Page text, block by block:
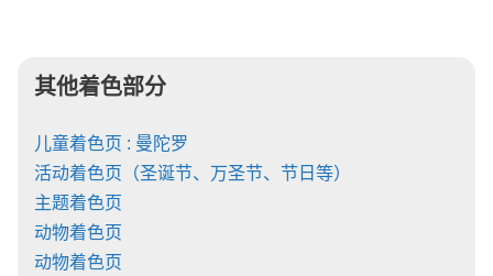
其他着色部分
儿童着色页 : 曼陀罗
活动着色页（圣诞节、万圣节、节日等）
主题着色页
动物着色页
动物着色页